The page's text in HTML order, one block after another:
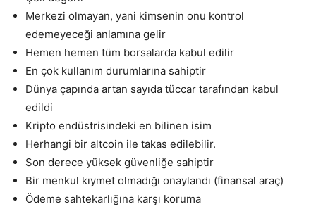
Merkezi olmayan, yani kimsenin onu kontrol
edemeyeceği anlamına gelir
Hemen hemen tüm borsalarda kabul edilir
En çok kullanım durumlarına sahiptir
Dünya çapında artan sayıda tüccar tarafından kabul
edildi
Kripto endüstrisindeki en bilinen isim
Herhangi bir altcoin ile takas edilebilir.
Son derece yüksek güvenliğe sahiptir
Bir menkul kıymet olmadığı onaylandı (finansal araç)
Ödeme sahtekarlığına karşı koruma